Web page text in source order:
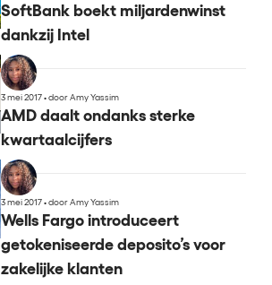
SoftBank boekt miljardenwinst
dankzij Intel
3 mei 2017•door Amy Yassim
AMD daalt ondanks sterke
kwartaalcijfers
3 mei 2017•door Amy Yassim
Wells Fargo introduceert
getokeniseerde deposito’s voor
zakelijke klanten